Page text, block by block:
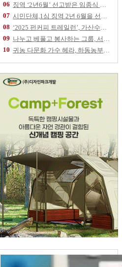
06
징역 ‘2년6월’ 선고받은 임종식 후보, 11
07
시민단체,1심 징역 2년 6월을 선고 받은 임
08
‘2025 펀커피 트레일런’, 가산수피아 물들
09
나누고 베풀고 봉사하는 그룹, 서울역 '따스한
10
귀농 다문화 가수 헤라, 하동농부 노루궁뎅이버